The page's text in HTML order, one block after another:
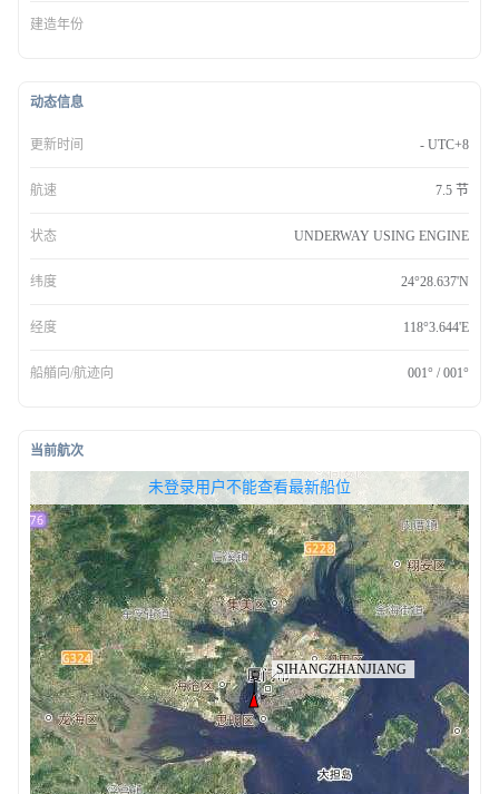
建造年份
动态信息
更新时间 - UTC+8
航速 7.5 节
状态 UNDERWAY USING ENGINE
纬度 24°28.637'N
经度 118°3.644'E
船艏向/航迹向 001° / 001°
当前航次
未登录用户不能查看最新船位
无权查看最新船位，请联系开通